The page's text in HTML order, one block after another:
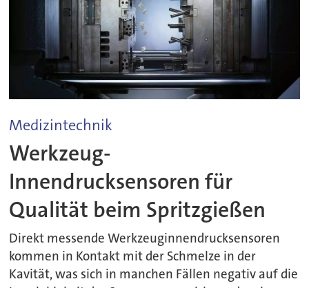
Medizintechnik
Werkzeug-
Innendrucksensoren für
Qualität beim Spritzgießen
Direkt messende Werkzeuginnendrucksensoren
kommen in Kontakt mit der Schmelze in der
Kavität, was sich in manchen Fällen negativ auf die